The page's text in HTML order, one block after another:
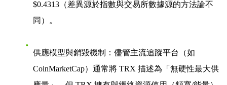
$0.4313 （差異源於指數與交易所數據源的方法論不
同）。
供應模型與銷毀機制
：儘管主流追蹤平台（如
CoinMarketCap）通常將 TRX 描述為「無硬性最大供